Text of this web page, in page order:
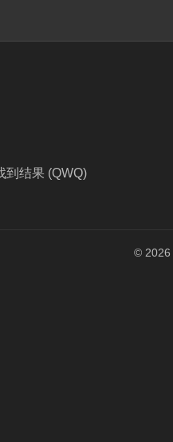
到结果 (QWQ)
© 2026